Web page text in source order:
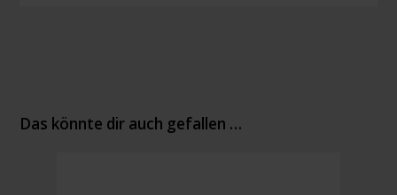
Das könnte dir auch gefallen …